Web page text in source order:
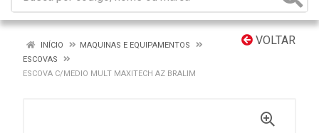
VOLTAR
INÍCIO
MAQUINAS E EQUIPAMENTOS
ESCOVAS
ESCOVA C/MEDIO MULT MAXITECH AZ BRALIM